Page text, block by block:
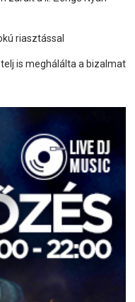
riasztással
is meghálálta a bizalmat